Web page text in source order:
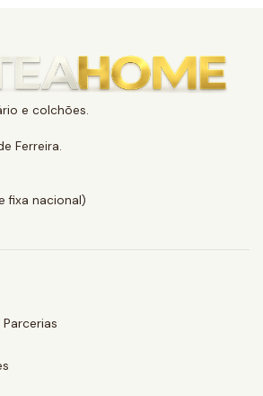
e colchões.
Ferreira.
fixa nacional)